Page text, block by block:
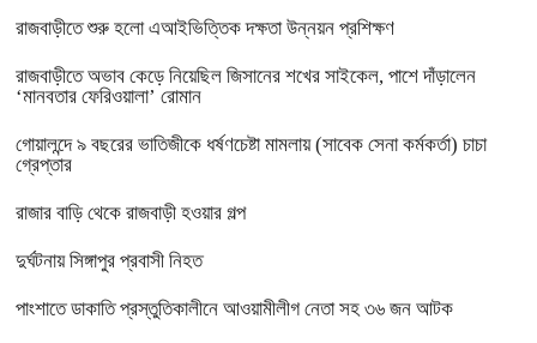
রাজবাড়ীতে শুরু হলো এআইভিত্তিক দক্ষতা উন্নয়ন প্রশিক্ষণ
রাজবাড়ীতে অভাব কেড়ে নিয়েছিল জিসানের শখের সাইকেল, পাশে দাঁড়ালেন
‘মানবতার ফেরিওয়ালা’ রোমান
গোয়ালন্দে ৯ বছরের ভাতিজীকে ধর্ষণচেষ্টা মামলায় (সাবেক সেনা কর্মকর্তা) চাচা
গ্রেপ্তার
রাজার বাড়ি থেকে রাজবাড়ী হওয়ার গল্প
দুর্ঘটনায় সিঙ্গাপুর প্রবাসী নিহত
পাংশাতে ডাকাতি প্রস্তুতিকালীনে আওয়ামীলীগ নেতা সহ ৩৬ জন আটক